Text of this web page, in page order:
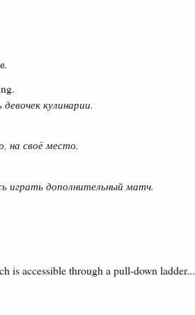
кулинарии.
на своё место.
играть дополнительный матч.
is accessible through a pull-down ladder...